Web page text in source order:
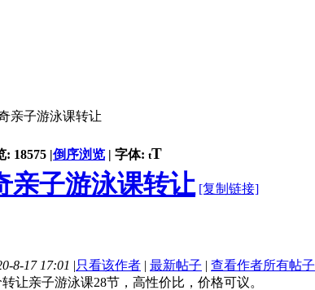
亲子游泳课转让
: 18575 |倒序浏览 | 字体: tT
亲子游泳课转让 [复制链接]
8-17 17:01 |只看该作者 | 最新帖子 | 查看作者所有帖子
让亲子游泳课28节，高性价比，价格可议。